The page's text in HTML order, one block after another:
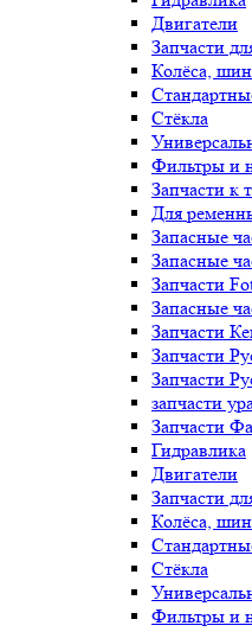
Двигатели
Запчасти
Колёса,
Стёкла
Фильтры и
Запчасти к
Для
Запасные
Запасные
Запчасти
Запасные
Запчасти
Запчасти
Запчасти
запчасти
Запчасти
Гидравлика
Двигатели
Запчасти
Колёса,
Стёкла
Фильтры и